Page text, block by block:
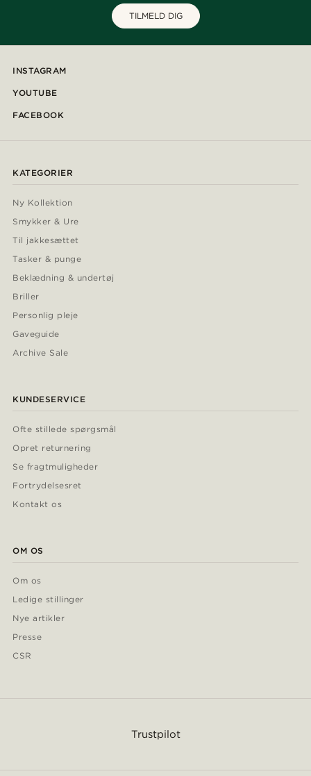
TILMELD DIG
INSTAGRAM
YOUTUBE
FACEBOOK
KATEGORIER
Ny Kollektion
Smykker & Ure
Til jakkesættet
Tasker & punge
Beklædning & undertøj
Briller
Personlig pleje
Gaveguide
Archive Sale
KUNDESERVICE
Ofte stillede spørgsmål
Opret returnering
Se fragtmuligheder
Fortrydelsesret
Kontakt os
OM OS
Om os
Ledige stillinger
Nye artikler
Presse
CSR
Trustpilot